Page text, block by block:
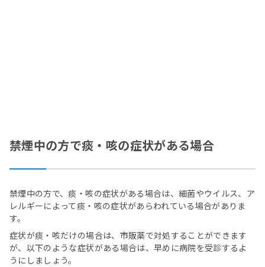
禁煙中の方で痰・咳の症状がある場合
禁煙中の方で、痰・咳の症状がある場合は、細菌やウイルス、ア
レルギーによって痰・咳の症状があらわれている場合がありま
す。
症状が痰・咳だけの場合は、市販薬で対処することができます
が、以下のような症状がある場合は、早めに病院を受診するよ
うにしましょう。